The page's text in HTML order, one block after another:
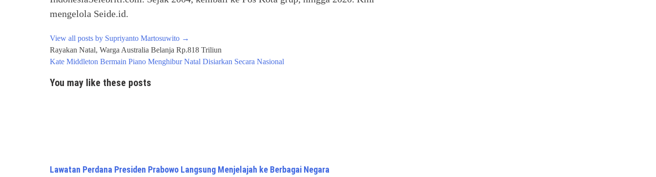
mengelola Seide.id.
View all posts by Supriyanto Martosuwito →
Post
navigation
Rayakan Natal, Warga Australia Belanja Rp.818 Triliun
Kate Middleton Bermain Piano Menghibur Natal Disiarkan Secara Nasional
You may like these posts
Lawatan Perdana Presiden Prabowo Langsung Menjelajah ke Berbagai Negara